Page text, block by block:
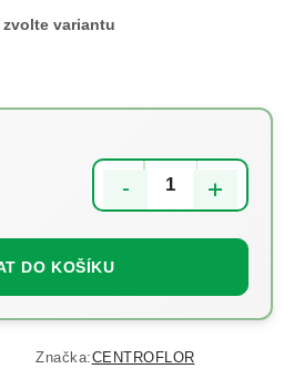
DO KOŠÍKU
Značka:CENTROFLOR